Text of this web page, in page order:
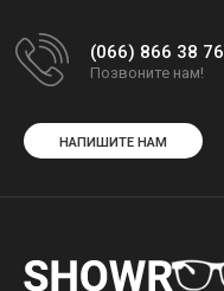
(066) 866 38 76
Позвоните нам!
НАПИШИТЕ НАМ